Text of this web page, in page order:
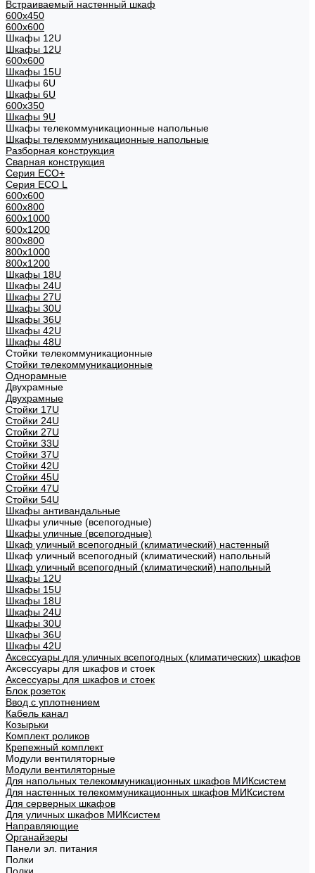
Встраиваемый настенный шкаф
600x450
600x600
Шкафы 12U
Шкафы 12U
600x600
Шкафы 15U
Шкафы 6U
Шкафы 6U
600x350
Шкафы 9U
Шкафы телекоммуникационные напольные
Шкафы телекоммуникационные напольные
Разборная конструкция
Сварная конструкция
Серия ECO+
Серия ECO L
600x600
600x800
600х1000
600х1200
800x800
800х1000
800х1200
Шкафы 18U
Шкафы 24U
Шкафы 27U
Шкафы 30U
Шкафы 36U
Шкафы 42U
Шкафы 48U
Стойки телекоммуникационные
Стойки телекоммуникационные
Однорамные
Двухрамные
Двухрамные
Стойки 17U
Стойки 24U
Стойки 27U
Стойки 33U
Стойки 37U
Стойки 42U
Стойки 45U
Стойки 47U
Стойки 54U
Шкафы антивандальные
Шкафы уличные (всепогодные)
Шкафы уличные (всепогодные)
Шкаф уличный всепогодный (климатический) настенный
Шкаф уличный всепогодный (климатический) напольный
Шкаф уличный всепогодный (климатический) напольный
Шкафы 12U
Шкафы 15U
Шкафы 18U
Шкафы 24U
Шкафы 30U
Шкафы 36U
Шкафы 42U
Аксессуары для уличных всепогодных (климатических) шкафов
Аксессуары для шкафов и стоек
Аксессуары для шкафов и стоек
Блок розеток
Ввод с уплотнением
Кабель канал
Козырьки
Комплект роликов
Крепежный комплект
Модули вентиляторные
Модули вентиляторные
Для напольных телекоммуникационных шкафов МИКсистем
Для настенных телекоммуникационных шкафов МИКсистем
Для серверных шкафов
Для уличных шкафов МИКсистем
Направляющие
Органайзеры
Панели эл. питания
Полки